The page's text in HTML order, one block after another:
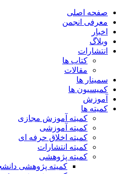
صفحه اصلی
معرفی انجمن
اخبار
وبلاگ
انتشارات
کتاب ها
مقالات
سمینار ها
کمیسیون ها
آموزش
کمیته ها
کمیته آموزش مجازی
کمیته آموزشی
کمیته اخلاق حرفه ای
کمیته انتشارات
کمیته پژوهشی
کمیته پژوهشی